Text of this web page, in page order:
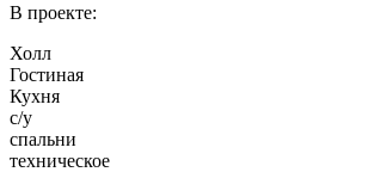
В проекте:
Холл
Гостиная
Кухня
с/у
спальни
техническое